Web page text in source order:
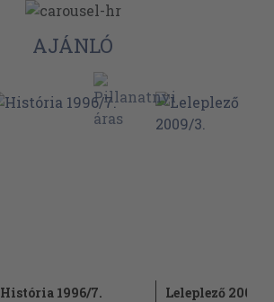
AJÁNLÓ
História 1996/7. Leleplező 2009/